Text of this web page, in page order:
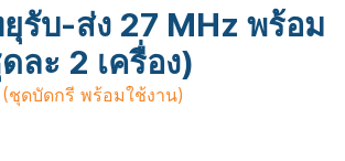
ยุรับ-ส่ง 27 MHz พร้อม
ละ 2 เครื่อง)
(ชุดบัดกรี พร้อมใช้งาน)